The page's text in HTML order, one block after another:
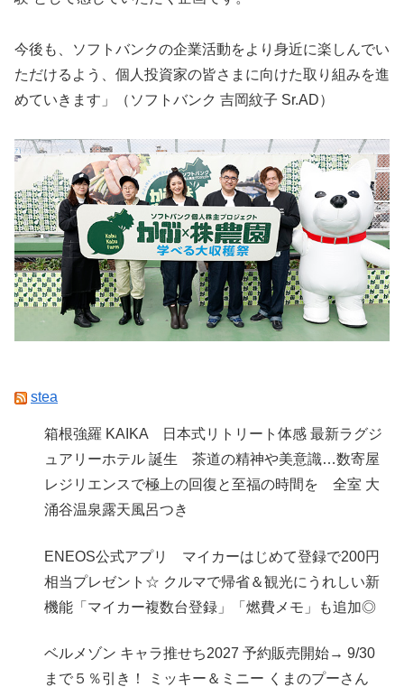
今後も、ソフトバンクの企業活動をより身近に楽しんでい
ただけるよう、個人投資家の皆さまに向けた取り組みを進
めていきます」（ソフトバンク 吉岡紋子 Sr.AD）
stea
箱根強羅 KAIKA 日本式リトリート体感 最新ラグジ
ュアリーホテル 誕生 茶道の精神や美意識…数寄屋
レジリエンスで極上の回復と至福の時間を 全室 大
涌谷温泉露天風呂つき
ENEOS公式アプリ マイカーはじめて登録で200円
相当プレゼント☆ クルマで帰省＆観光にうれしい新
機能「マイカー複数台登録」「燃費メモ」も追加◎
ベルメゾン キャラ推せち2027 予約販売開始→ 9/30
まで５％引き！ ミッキー＆ミニー くまのプーさん